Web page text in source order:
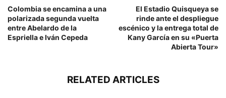
Colombia se encamina a una
polarizada segunda vuelta
entre Abelardo de la
Espriella e Iván Cepeda
El Estadio Quisqueya se
rinde ante el despliegue
escénico y la entrega total de
Kany García en su «Puerta
Abierta Tour»
RELATED ARTICLES